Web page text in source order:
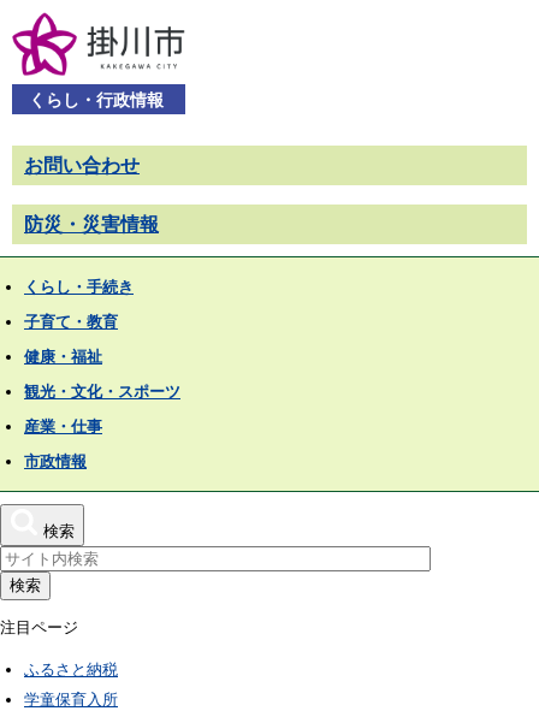
くらし・行政情報
お問い合わせ
防災・災害情報
くらし・手続き
子育て・教育
健康・福祉
観光・文化・スポーツ
産業・仕事
市政情報
検索
検索
注目ページ
ふるさと納税
学童保育入所